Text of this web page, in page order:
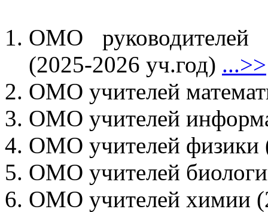
ОМО руководителей
(2025-2026 уч.год) ...>>
ОМО учителей
ОМО учителей
ОМО учителей физики
ОМО учителей
ОМО учителей химии